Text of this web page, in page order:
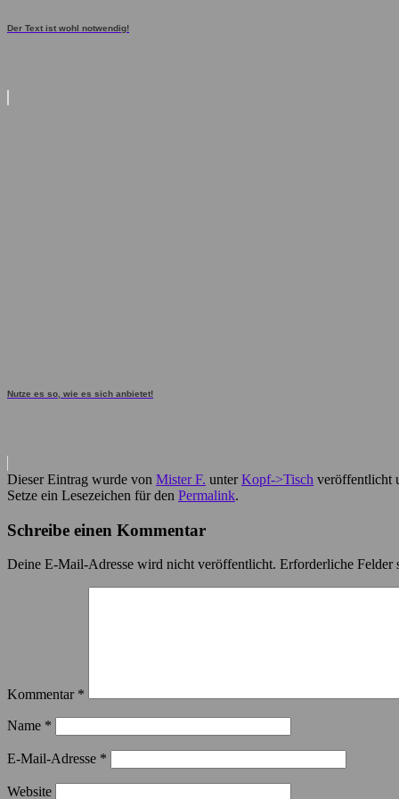
Der Text ist wohl notwendig!
Nutze es so, wie es sich anbietet!
Dieser Eintrag wurde von Mister F. unterKopf->Tisch veröffentlicht
Setze ein Lesezeichen für den Permalink.
Schreibe einen Kommentar
Deine E-Mail-Adresse wird nicht veröffentlicht. Erforderliche Felder
Kommentar *
Name *
E-Mail-Adresse *
Website